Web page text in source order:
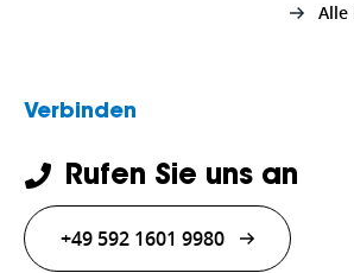
Alle
Verbinden
Rufen Sie uns an
+49 592 1601 9980